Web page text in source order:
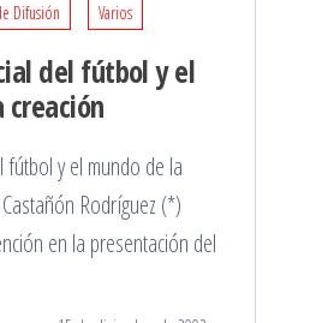
Difusión Varios
del fútbol y el
fútbol y el mundo de la
Rodríguez (*)
en la presentación del